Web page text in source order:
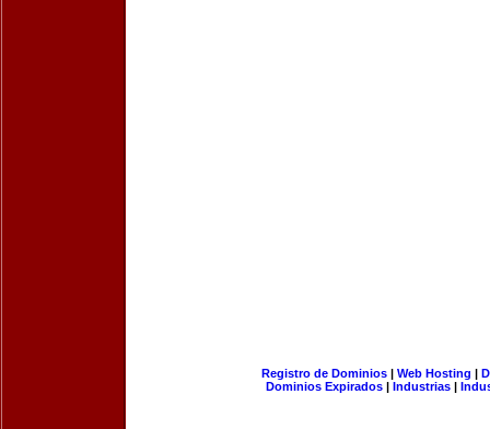
Registro de Dominios| Web Hosting |
Dominios Expirados | Industrias |